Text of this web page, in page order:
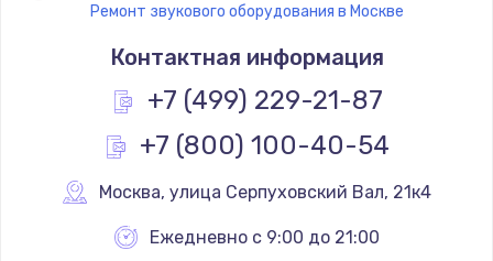
Замена термостата
1200 руб.
Заказать
Замена реле
Ремонт звукового оборудования в Москве
Контактная информация
+7 (499) 229-21-87
+7 (800) 100-40-54
Москва, улица Серпуховский Вал, 21к4
Ежедневно с 9:00 до 21:00